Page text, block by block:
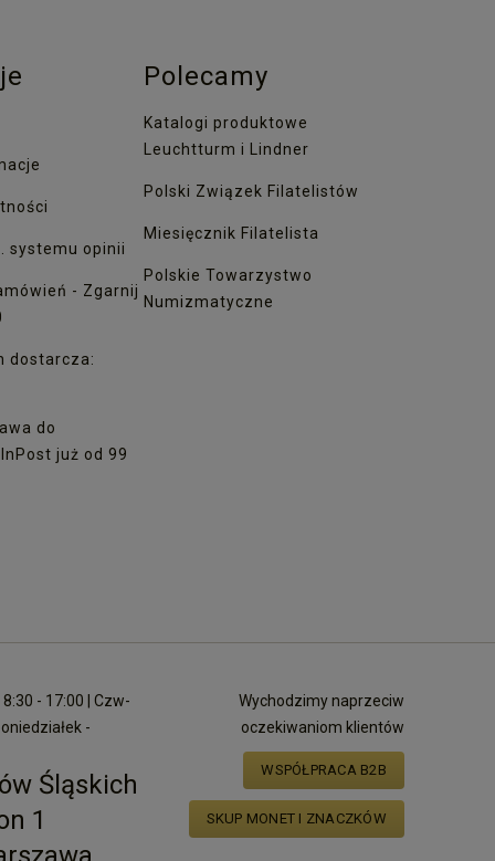
systemu opinii
- Zgarnij
dostarcza:
do
już od 99
Polecamy
Katalogi produktowe
Leuchtturm i Lindner
Polski Związek Filatelistów
Miesięcznik Filatelista
Polskie Towarzystwo
Numizmatyczne
- 17:00 | Czw-
-
Śląskich
1
Wychodzimy naprzeciw
oczekiwaniom klientów
WSPÓŁPRACA B2B
SKUP MONET I ZNACZKÓW